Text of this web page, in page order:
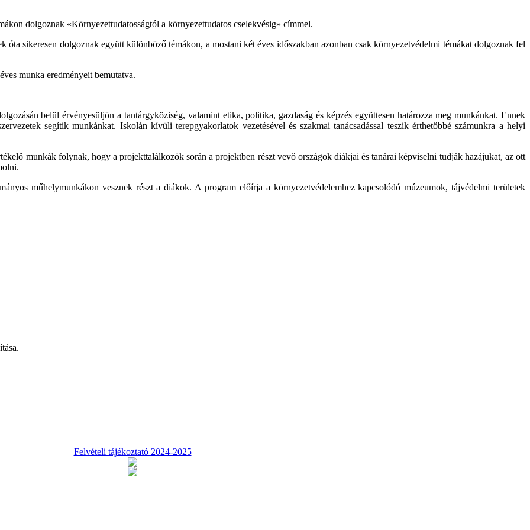
dolgoznak «Környezettudatosságtól a környezettudatos cselekvésig» címmel.
sikeresen dolgoznak együtt különböző témákon, a mostani két éves időszakban azonban csak környezetvédelmi témákat dolgoznak fel
munka eredményeit bemutatva.
belül érvényesüljön a tantárgyköziség, valamint etika, politika, gazdaság és képzés együttesen határozza meg munkánkat. Ennek
segítik munkánkat. Iskolán kívüli terepgyakorlatok vezetésével és szakmai tanácsadással teszik érthetőbbé számunkra a helyi
munkák folynak, hogy a projekttalálkozók során a projektben részt vevő országok diákjai és tanárai képviselni tudják hazájukat, az ott
műhelymunkákon vesznek részt a diákok. A program előírja a környezetvédelemhez kapcsolódó múzeumok, tájvédelmi területek
Felvételi tájékoztató 2024-2025